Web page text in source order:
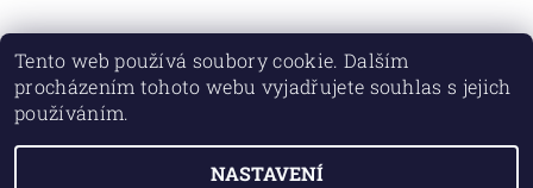
Tento web používá soubory cookie. Dalším
procházením tohoto webu vyjadřujete souhlas s jejich
používáním.
NASTAVENÍ